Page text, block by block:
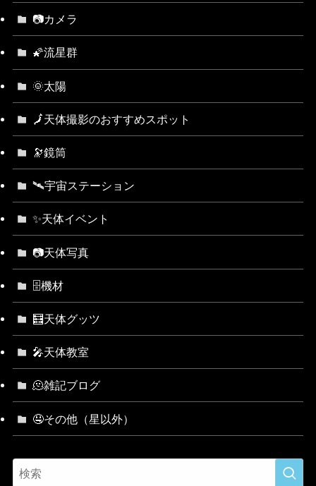
📷カメラ
🌠流星群
🌞太陽
🗾天体撮影のおすすめスポット
🔭鏡筒
🛰宇宙ステーション
✨天体イベント
📷天体写真
🗄機材
🧮天体グッツ
🎤天体教室
🫠雑記ブログ
🤤その他（星以外）